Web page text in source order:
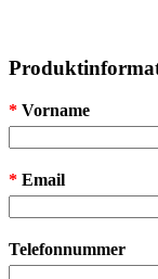
* Vorname
* Email
Telefonnummer